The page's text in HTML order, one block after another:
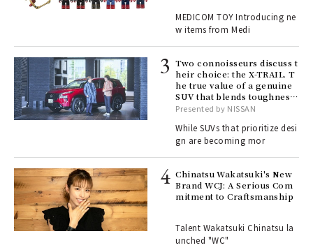
MEDICOM TOY Introducing ne
w items from Medi
Two connoisseurs discuss t
heir choice: the X-TRAIL. T
he true value of a genuine
SUV that blends toughness
with elegance.
Presented by NISSAN
While SUVs that prioritize desi
gn are becoming mor
Chinatsu Wakatsuki's New
Brand WCJ: A Serious Com
mitment to Craftsmanship
Talent Wakatsuki Chinatsu la
unched "WC"